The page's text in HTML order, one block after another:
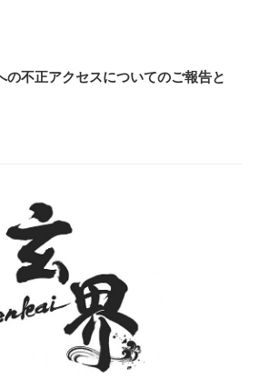
の不正アクセスについてのご報告と